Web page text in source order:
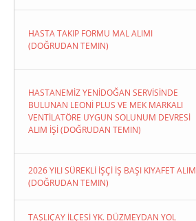
HASTA TAKIP FORMU MAL ALIMI
(DOĞRUDAN TEMIN)
HASTANEMİZ YENİDOĞAN SERVİSİNDE
BULUNAN LEONİ PLUS VE MEK MARKALI
VENTİLATÖRE UYGUN SOLUNUM DEVRESİ
ALIM İŞİ (DOĞRUDAN TEMIN)
2026 YILI SÜREKLİ İŞÇİ İŞ BAŞI KIYAFET ALIM
(DOĞRUDAN TEMIN)
TAŞLIÇAY İLÇESİ YK. DÜZMEYDAN YOL